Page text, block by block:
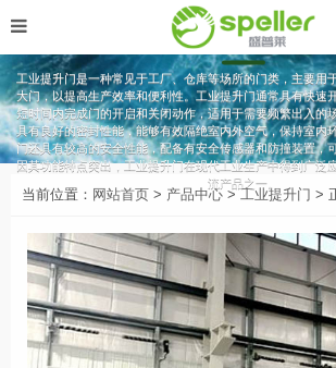
工业提升门
工业提升门是一种常见于工厂、仓库等场所的门类，主要用
大门，以提高生产效率和便利性。工业提升门通常具有快速
短时间内完成门的开启和关闭动作，适用于需要频繁出入的
具有良好的密封性能，能够有效隔绝室内外空气，保持室内
门还具有较高的安全性能，配备有安全传感器和防撞装置，
因其功能特点突出，工业提升门在现代工业生产中得到广泛
流产品之一。
当前位置： 网站首页 > 产品中心 >工业提升门 >